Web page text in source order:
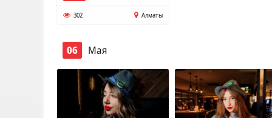
302 Алматы
06 Мая